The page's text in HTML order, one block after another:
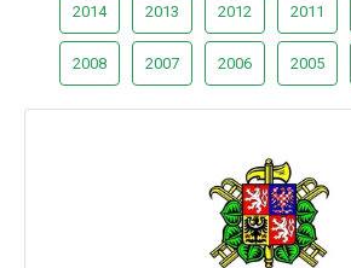
2014 2013 2012 2011
2008 2007 2006 2005